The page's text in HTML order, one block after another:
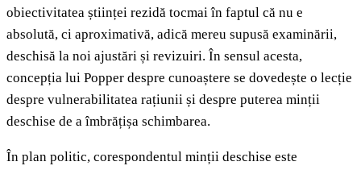
obiectivitatea științei rezidă tocmai în faptul că nu e
absolută, ci aproximativă, adică mereu supusă examinării,
deschisă la noi ajustări și revizuiri. În sensul acesta,
concepția lui Popper despre cunoaștere se dovedește o lecție
despre vulnerabilitatea rațiunii și despre puterea minții
deschise de a îmbrățișa schimbarea.
În plan politic, corespondentul minții deschise este